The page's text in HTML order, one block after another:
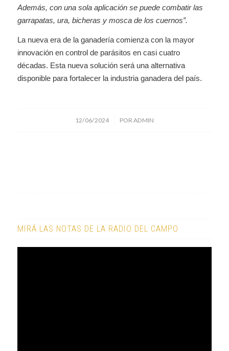
Además, con una sola aplicación se puede combatir las
garrapatas, ura, bicheras y mosca de los cuernos”.
La nueva era de la ganadería comienza con la mayor
innovación en control de parásitos en casi cuatro
décadas. Esta nueva solución será una alternativa
disponible para fortalecer la industria ganadera del país.
12/06/2024
/ POR ADMIN
MIRÁ LAS NOTAS DE LA RADIO DEL CAMPO